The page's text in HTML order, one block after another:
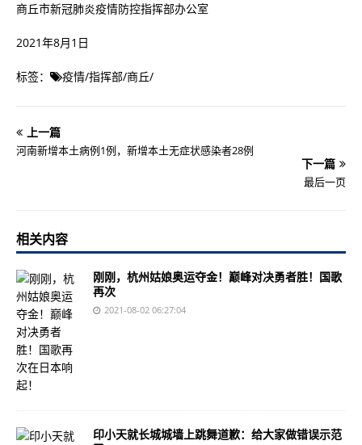
商丘市新冠肺炎疫情防控指挥部办公室
2021年8月1日
标签： 疫情/指挥部/商丘/
上一篇
河南新增本土病例1例，新增本土无症状感染者28例
下一篇
最后一页
相关内容
刚刚，杭州姑娘奥运夺金！巅峰对决勇者胜！国歌
再次
2021-08-02 06:27:04
印小天就长城城墙上跳舞道歉：给大家做错误示范